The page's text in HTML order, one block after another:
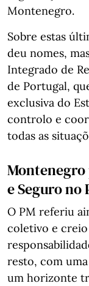
Montenegro.
Sobre estas
deu nomes,
Integrado de
de Portugal,
exclusiva do
controlo e
todas as
e Seguro no
O PM referiu
coletivo e
resto, com
um horizonte